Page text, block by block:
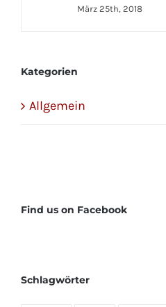
März 25th, 2018
Kategorien
Allgemein
Find us on Facebook
Schlagwörter